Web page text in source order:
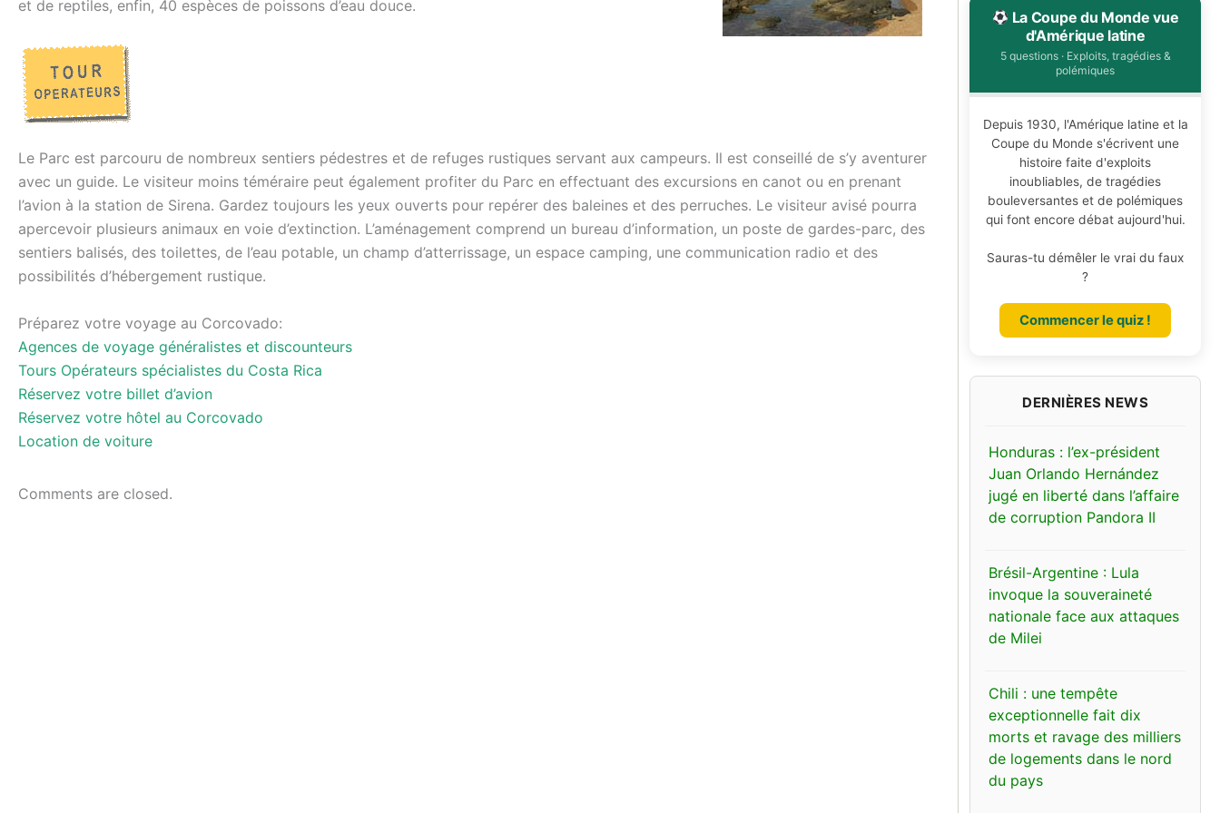
et de reptiles, enfin, 40 espèces de poissons d’eau douce.
Le Parc est parcouru de nombreux sentiers pédestres et de refuges rustiques servant aux campeurs. Il est conseillé de s’y aventurer
avec un guide. Le visiteur moins téméraire peut également profiter du Parc en effectuant des excursions en canot ou en prenant
l’avion à la station de Sirena. Gardez toujours les yeux ouverts pour repérer des baleines et des perruches. Le visiteur avisé pourra
apercevoir plusieurs animaux en voie d’extinction. L’aménagement comprend un bureau d’information, un poste de gardes-parc, des
sentiers balisés, des toilettes, de l’eau potable, un champ d’atterrissage, un espace camping, une communication radio et des
possibilités d’hébergement rustique.
Préparez votre voyage au Corcovado:
Agences de voyage généralistes et discounteurs
Tours Opérateurs spécialistes du Costa Rica
Réservez votre billet d’avion
Réservez votre hôtel au Corcovado
Location de voiture
Comments are closed.
La Coupe du Monde vue
d'Amérique latine
5 questions · Exploits, tragédies &
polémiques
Depuis 1930, l'Amérique latine et la
Coupe du Monde s'écrivent une
histoire faite d'exploits
inoubliables, de tragédies
bouleversantes et de polémiques
qui font encore débat aujourd'hui.
Sauras-tu démêler le vrai du faux
?
Commencer le quiz !
Honduras : l’ex-président
Juan Orlando Hernández
jugé en liberté dans l’affaire
de corruption Pandora II
Brésil-Argentine : Lula
invoque la souveraineté
nationale face aux attaques
de Milei
Chili : une tempête
exceptionnelle fait dix
morts et ravage des milliers
de logements dans le nord
du pays